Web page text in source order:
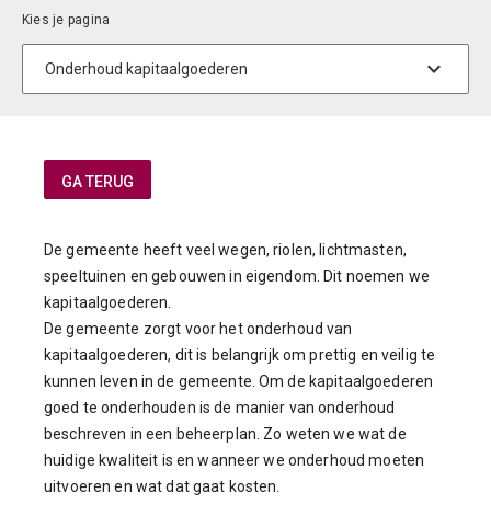
De gemeente heeft veel wegen, riolen, lichtmasten,
speeltuinen en gebouwen in eigendom. Dit noemen we
kapitaalgoederen.
De gemeente zorgt voor het onderhoud van
kapitaalgoederen, dit is belangrijk om prettig en veilig te
kunnen leven in de gemeente. Om de kapitaalgoederen
goed te onderhouden is de manier van onderhoud
beschreven in een beheerplan. Zo weten we wat de
huidige kwaliteit is en wanneer we onderhoud moeten
uitvoeren en wat dat gaat kosten.